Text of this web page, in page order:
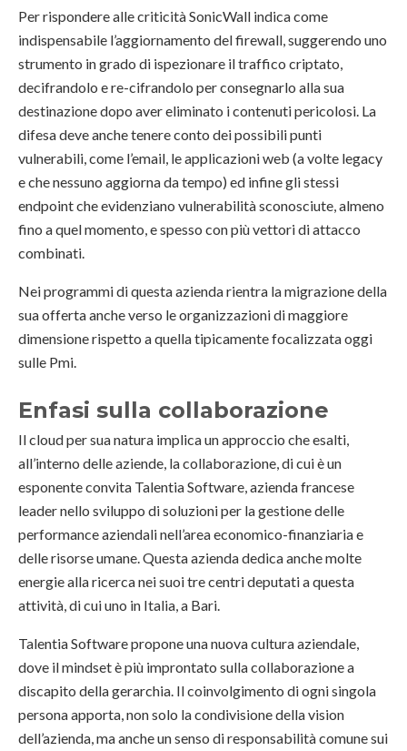
Per rispondere alle criticità SonicWall indica come
indispensabile l’aggiornamento del firewall, suggerendo uno
strumento in grado di ispezionare il traffico criptato,
decifrandolo e re-cifrandolo per consegnarlo alla sua
destinazione dopo aver eliminato i contenuti pericolosi. La
difesa deve anche tenere conto dei possibili punti
vulnerabili, come l’email, le applicazioni web (a volte legacy
e che nessuno aggiorna da tempo) ed infine gli stessi
endpoint che evidenziano vulnerabilità sconosciute, almeno
fino a quel momento, e spesso con più vettori di attacco
combinati.
Nei programmi di questa azienda rientra la migrazione della
sua offerta anche verso le organizzazioni di maggiore
dimensione rispetto a quella tipicamente focalizzata oggi
sulle Pmi.
Enfasi sulla collaborazione
Il cloud per sua natura implica un approccio che esalti,
all’interno delle aziende, la collaborazione, di cui è un
esponente convita Talentia Software, azienda francese
leader nello sviluppo di soluzioni per la gestione delle
performance aziendali nell’area economico-finanziaria e
delle risorse umane. Questa azienda dedica anche molte
energie alla ricerca nei suoi tre centri deputati a questa
attività, di cui uno in Italia, a Bari.
Talentia Software propone una nuova cultura aziendale,
dove il mindset è più improntato sulla collaborazione a
discapito della gerarchia. Il coinvolgimento di ogni singola
persona apporta, non solo la condivisione della vision
dell’azienda, ma anche un senso di responsabilità comune sui